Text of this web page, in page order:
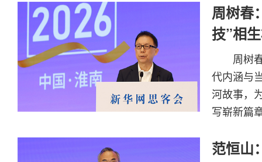
周树春
技”相
周树
代内涵与
河故事，
写崭新篇
范恒山